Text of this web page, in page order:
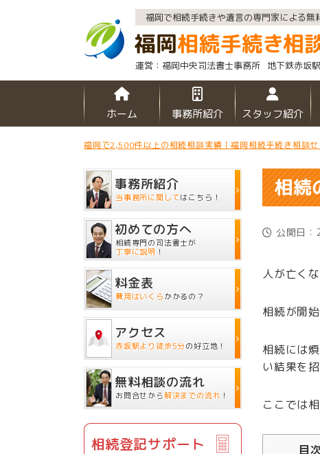
福岡で相続手続きや遺言の専門家による無
福岡中央司法書士事務所 地下鉄赤坂
ホーム 事務所紹介 スタッフ紹介
福岡で2,500件以上の相続相談実績｜福岡相続手続き相談セ
相続
公開日
人が亡くな
相続が開
相続には
い結果を
ここでは
目次
事務所紹介
当事務所に関してはこちら！
初めての方へ
相続専門の司法書士が
丁寧に説明 ！
料金表
費用はいくらかかるの？
アクセス
赤坂駅より徒歩5分の好立地！
無料相談の流れ
お問合せから解決までの流れ ！
相続登記サポート